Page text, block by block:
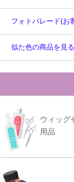
フォトパレード(お
似た色の商品を見る
ウィッグ
用品